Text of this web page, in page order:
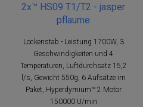
2x™ HS09 T1/T2 - jasper
pflaume
Lockenstab - Leistung 1700W, 3
Geschwindigkeiten und 4
Temperaturen, Luftdurchsatz 15,2
l/s, Gewicht 550g, 6 Aufsätze im
Paket, Hyperdymium™ 2 Motor
150000 U/min